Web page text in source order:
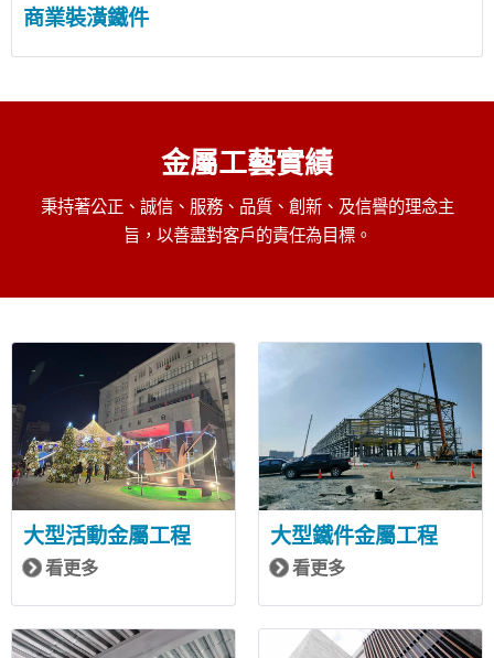
商業裝潢鐵件
金屬工藝實績
秉持著公正、誠信、服務、品質、創新、及信譽的理念主
旨，以善盡對客戶的責任為目標。
大型活動金屬工程
看更多
大型鐵件金屬工程
看更多